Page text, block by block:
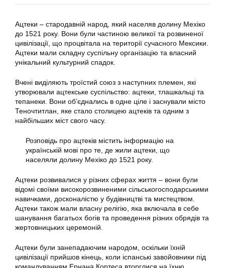
Ацтеки – стародавній народ, який населяв долину Мехіко
до 1521 року. Вони були частиною великої та розвиненої
цивілізації, що процвітала на території сучасного Мексики.
Ацтеки мали складну суспільну організацію та власний
унікальний культурний спадок.
Вчені виділяють троїстий союз з наступних племен, які
утворювали ацтекське суспільство: ацтеки, тлашкальці та
тепанеки. Вони об’єднались в одне ціле і заснували місто
Теночтитлан, яке стало столицею ацтеків та одним з
найбільших міст свого часу.
Розповідь про ацтеків містить інформацію на
українській мові про те, де жили ацтеки, що
населяли долину Мехіко до 1521 року.
Ацтеки розвивалися у різних сферах життя – вони були
відомі своїми високорозвиненими сільськогосподарськими
навичками, досконалістю у будівництві та мистецтвом.
Ацтеки також мали власну релігію, яка включала в себе
шанування багатьох богів та проведення різних обрядів та
жертовницьких церемоній.
Ацтеки були занепадаючим народом, оскільки їхній
цивілізації прийшов кінець, коли іспанські завойовники під